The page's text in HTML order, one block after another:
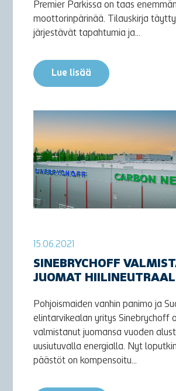
Premier Parkissa on taas enemmän
moottorinpärinää. Tilauskirja
järjestävät tapahtumia ja...
Lue lisää
15.06.2021
SINEBRYCHOFF
JUOMAT
Pohjoismaiden vanhin panimo ja
elintarvikealan yritys Sinebrychoff
valmistanut juomansa vuoden
uusiutuvalla energialla. Nyt
päästöt on kompensoitu...